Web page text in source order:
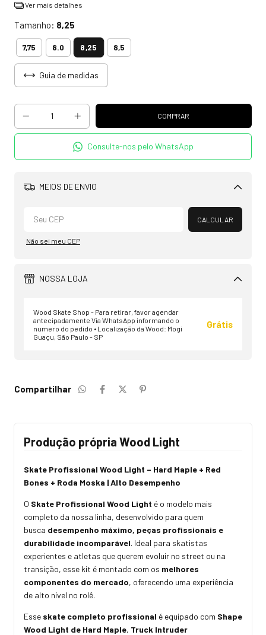
Ver mais detalhes
Tamanho: 8,25
7,75 8.0 8,25 8,5
Guia de medidas
Consulte-nos pelo WhatsApp
MEIOS DE ENVIO
Alterar CEP
CALCULAR
Não sei meu CEP
NOSSA LOJA
Wood Skate Shop - Para retirar, favor agendar
antecipadamente Via WhatsApp informando o
numero do pedido • Localização da Wood: Mogi
Guaçu, São Paulo - SP
Grátis
Compartilhar
Produção própria Wood Light
Skate Profissional Wood Light – Hard Maple + Red
Bones + Roda Moska | Alto Desempenho
O Skate Profissional Wood Light é o modelo mais
completo da nossa linha, desenvolvido para quem
busca desempenho máximo, peças profissionais e
durabilidade incomparável. Ideal para skatistas
experientes e atletas que querem evoluir no street ou na
transição, esse kit é montado com os melhores
componentes do mercado, oferecendo uma experiência
de alto nível no rolê.
Esse skate completo profissional é equipado com Shape
Wood Light de Hard Maple, Truck Intruder